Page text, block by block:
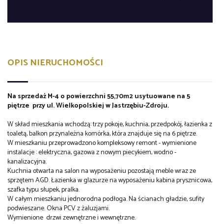
OPIS NIERUCHOMOŚCI
Na sprzedaż M-4 o powierzchni 55,70m2 usytuowane na 5
piętrze przy ul. Wielkopolskiej w Jastrzębiu-Zdroju.
W skład mieszkania wchodzą: trzy pokoje, kuchnia, przedpokój, łazienka z
toaletą, balkon przynależna komórka, która znajduje się na 6 piętrze.
W mieszkaniu przeprowadzono kompleksowy remont - wymienione
instalacje : elektryczna, gazowa z nowym piecykiem, wodno -
kanalizacyjna.
Kuchnia otwarta na salon na wyposażeniu pozostają meble wraz ze
sprzętem AGD. Łazienka w glazurze na wyposażeniu kabina prysznicowa,
szafka typu słupek, pralka.
W całym mieszkaniu jednorodna podłoga. Na ścianach gładzie, sufity
podwieszane. Okna PCV z żaluzjami.
Wymienione drzwi zewnętrzne i wewnętrzne.